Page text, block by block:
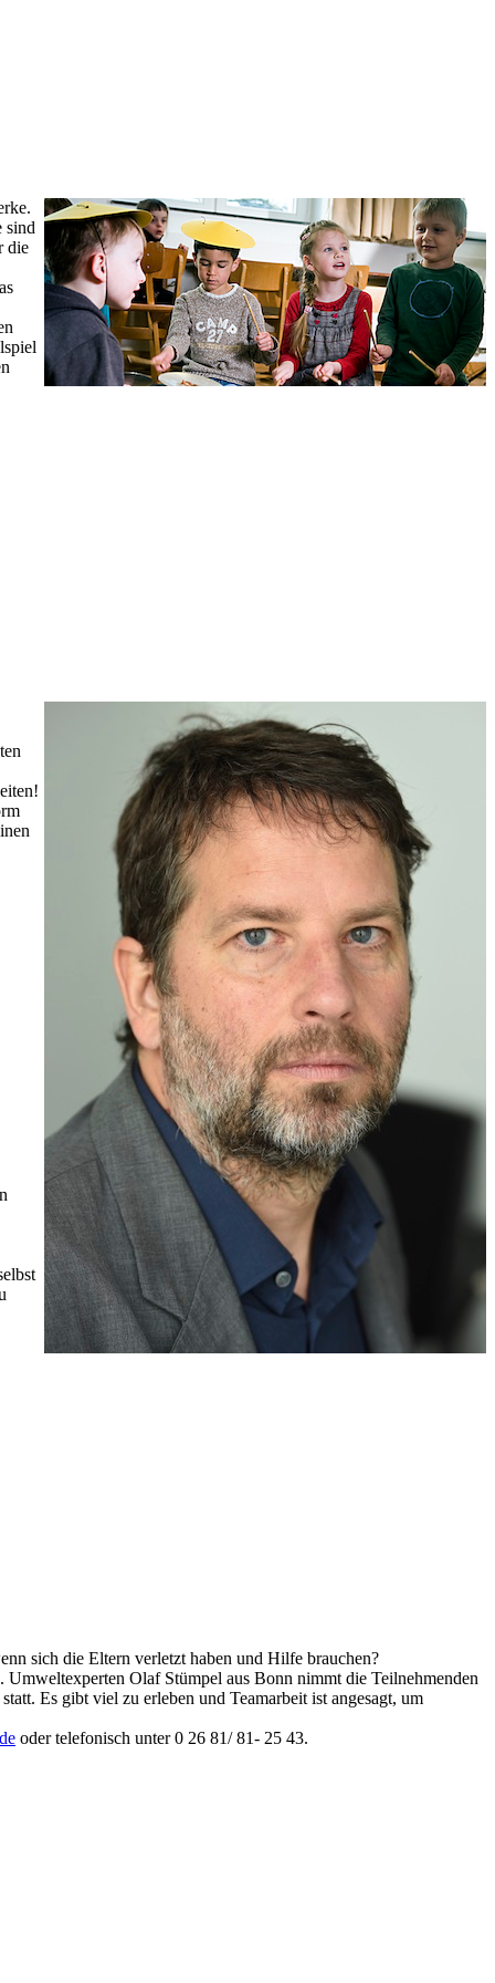
sind
die
sich die Eltern verletzt haben und Hilfe brauchen?
Olaf Stümpel aus Bonn nimmt die Teilnehmenden
Es gibt viel zu erleben und Teamarbeit ist angesagt, um
oder telefonisch unter 0 26 81/ 81- 25 43.